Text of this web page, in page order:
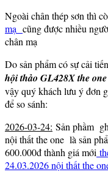
Ngoài chân thép sơn thì
mạ cũng được nhiều
chân mạ
Do sản phẩm có sự cải
hội thảo GL428X the
vậy quý khách lưu ý đơn
để so sánh:
2026-03-24: Sản phầm
nội thất the one là sản
600.000đ thành giá mới
24.03.2026 nội thất the